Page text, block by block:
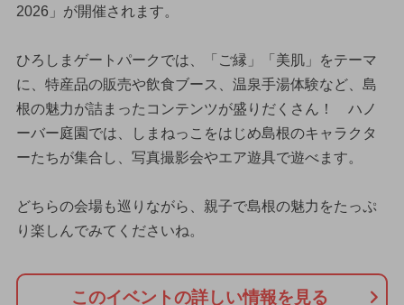
2026」が開催されます。
ひろしまゲートパークでは、「ご縁」「美肌」をテーマ
に、特産品の販売や飲食ブース、温泉手湯体験など、島
根の魅力が詰まったコンテンツが盛りだくさん！ ハノ
ーバー庭園では、しまねっこをはじめ島根のキャラクタ
ーたちが集合し、写真撮影会やエア遊具で遊べます。
どちらの会場も巡りながら、親子で島根の魅力をたっぷ
り楽しんでみてくださいね。
このイベントの詳しい情報を見る